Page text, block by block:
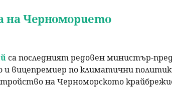
на Черноморието
са последният редовен министър-
вицепремиер по климатични
на Черноморското